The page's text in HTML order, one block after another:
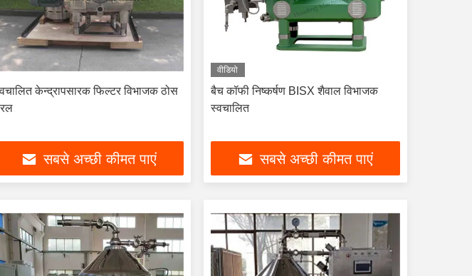
केन्द्रापसारक फिल्टर विभाजक ठोस
सबसे अच्छी कीमत पाएं
वीडियो
बैच कॉफी निष्कर्षण BISX शैवाल विभाजक
स्वचालित
सबसे अच्छी कीमत पाएं